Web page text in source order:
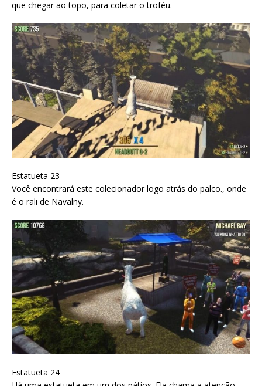
que chegar ao topo, para coletar o troféu.
Estatueta 23
Você encontrará este colecionador logo atrás do palco., onde
é o rali de Navalny.
Estatueta 24